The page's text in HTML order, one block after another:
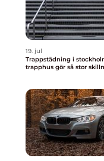
19. jul
Trappstädning i stockholm varför
trapphus gör så stor